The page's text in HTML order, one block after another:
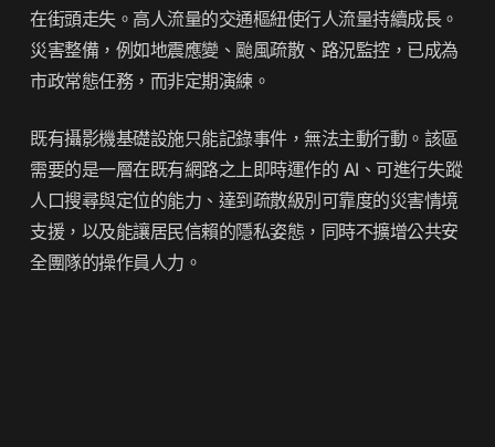
在街頭走失。高人流量的交通樞紐使行人流量持續成長。
災害整備，例如地震應變、颱風疏散、路況監控，已成為
市政常態任務，而非定期演練。
既有攝影機基礎設施只能記錄事件，無法主動行動。該區
需要的是一層在既有網路之上即時運作的 AI、可進行失蹤
人口搜尋與定位的能力、達到疏散級別可靠度的災害情境
支援，以及能讓居民信賴的隱私姿態，同時不擴增公共安
全團隊的操作員人力。